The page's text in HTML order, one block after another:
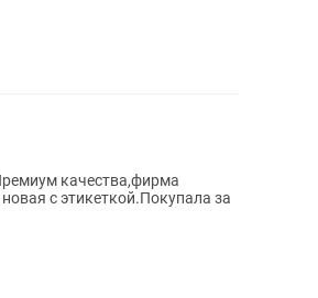
качества,фирма
с этикеткой.Покупала за